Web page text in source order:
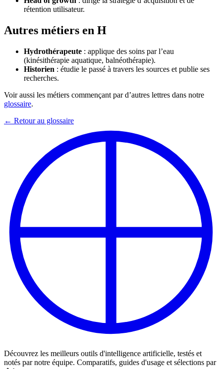
rétention utilisateur.
Autres métiers en H
Hydrothérapeute : applique des soins par l’eau
(kinésithérapie aquatique, balnéothérapie).
Historien : étudie le passé à travers les sources et publie ses
recherches.
Voir aussi les métiers commençant par d’autres lettres dans notre
glossaire.
← Retour au glossaire
Découvrez les meilleurs outils d'intelligence artificielle, testés et
notés par notre équipe. Comparatifs, guides d'usage et sélections par